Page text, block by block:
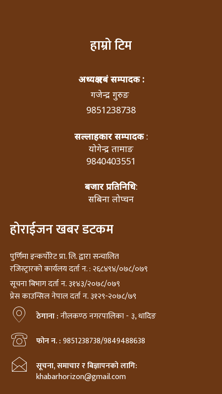
हाम्रो टिम
अध्यक्ष एबं सम्पादक :
गजेन्द्र गुरुङ
9851238738
सल्लाहकार सम्पादक:
योगेन्द्र तामाङ
9840403551
बजार प्रतिनिधि:
सबिना लोप्चन
होराईजन खबर डटकम
पुर्णिमा इन्कर्पोरेट प्रा. लि. द्वारा सन्चालित
रजिस्ट्रारको कार्यलय दर्ता न. : २६८४९४/०७८/०७९
सूचना बिभाग दर्ता न. ३१४३/२०७८/०७९
प्रेस काउन्सिल नेपाल दर्ता न. ३१२९-२०७८/७९
ठेगाना :नीलकण्ठ नगरपालिका - ३, धादिङ
फोन न. :9851238738/9849488638
सूचना, समाचार र बिज्ञापनको लागि:
khabarhorizon@gmail.com